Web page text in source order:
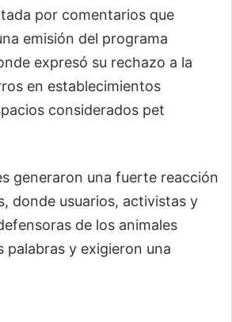
por comentarios que
emisión del programa
expresó su rechazo a la
en establecimientos
considerados pet
generaron una fuerte reacción
donde usuarios, activistas y
de los animales
palabras y exigieron una